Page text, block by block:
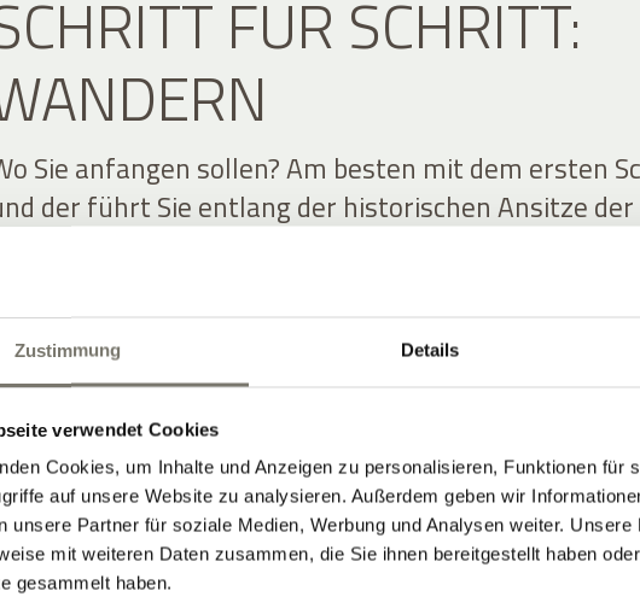
Zustimmung Details
verwendet Cookies
Cookies, um Inhalte und Anzeigen zu personalisieren, Funktionen für
auf unsere Website zu analysieren. Außerdem geben wir
unsere Partner für soziale Medien, Werbung und Analysen weiter.
mit weiteren Daten zusammen, die Sie ihnen bereitgestellt haben
gesammelt haben.
FÜR SCHRITT:
Sie anfangen sollen? Am besten mit dem ersten
der führt Sie entlang der historischen Ansitze der
führt der Weg zu den Eislöchern. Oder etwas
zur Drei-Burgen-Wanderung. Wenn Sie höher hinaus
sich der Eppaner Höhenweg an – spektakuläre
Tal und auf die Dolomiten inklusive. Die lassen
anspruchsvollere Bergtour ebenfalls gut
besten einfach mal nach Lust und Laune treiben